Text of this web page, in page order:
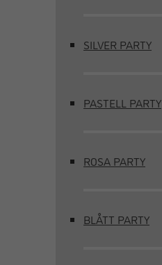
SILVER PARTY
PASTELL PARTY
ROSA PARTY
BLÅTT PARTY